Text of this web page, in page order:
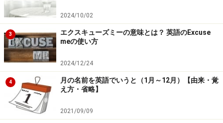
覚えると良いでしょう。良い例としては、コンサートや
ライブで、アーティストやミュージシャンが
どと観客に呼びかけたりしますが、観客は特に自分の意
見や気持ちの表明としてでなく、
を言っている」訳です。
また、自分の意志に関わらず、とにかく口からなにか単
語を言うという点で、
いう例もわかりやすいものの一つだと思います。
2024/10/02
3
エクスキューズミーの意味とは？ 英語のExcuse
meの使い方
2024/12/24
4
月の名前を英語でいうと（1月～12月）【由来・覚
え方・省略】
2021/09/09